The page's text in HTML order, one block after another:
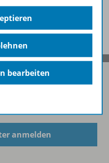
anmelden
bearbeiten